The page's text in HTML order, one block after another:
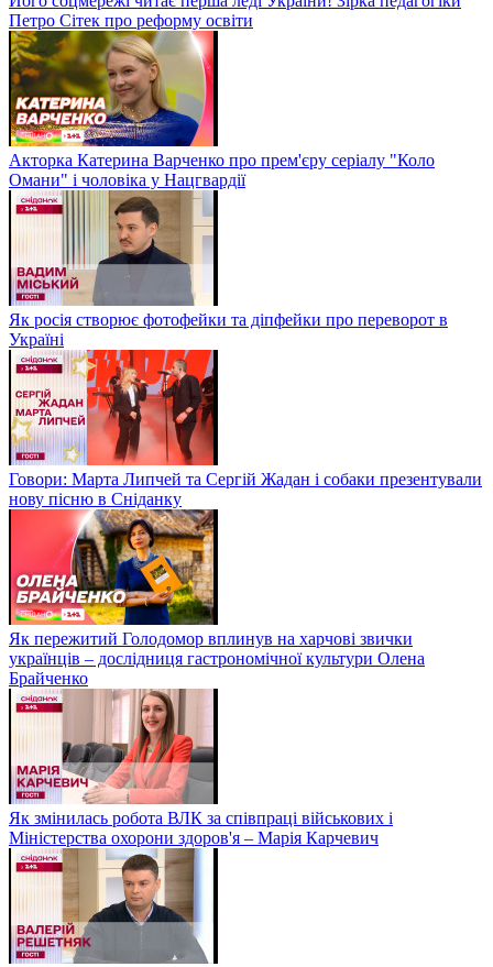
Петро Сітек про реформу освіти
Акторка Катерина Варченко про прем'єру серіалу "Коло
Омани" і чоловіка у Нацгвардії
Як росія створює фотофейки та діпфейки про переворот в
Україні
Говори: Марта Липчей та Сергій Жадан і собаки презентували
нову пісню в Сніданку
Як пережитий Голодомор вплинув на харчові звички
українців – дослідниця гастрономічної культури Олена
Брайченко
Як змінилась робота ВЛК за співпраці військових і
Міністерства охорони здоров'я – Марія Карчевич